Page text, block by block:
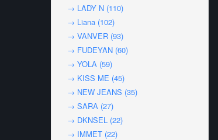
→ LADY N (110)
→ Liana (102)
→ VANVER (93)
→ FUDEYAN (60)
→ YOLA (59)
→ KISS ME (45)
→ NEW JEANS (35)
→ SARA (27)
→ DKNSEL (22)
→ IMMET (22)